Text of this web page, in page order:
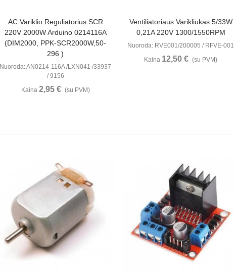
Peržiūrėti
AC Variklio Reguliatorius SCR
220V 2000W Arduino 0214116A
(DIM2000, PPK-SCR2000W,50-
296 )
Nuoroda: AN0214-116A /LXN041 /33937
/ 9156
Kaina 2,95 € (su PVM)
Peržiūrėti
Ventiliatoriaus Varikliukas 5/33W
0,21A 220V 1300/1550RPM
Nuoroda: RVE001/200005 / RFVE-001
Kaina 12,50 € (su PVM)